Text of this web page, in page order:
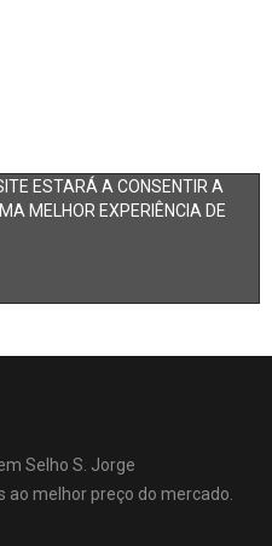
ESTARÁ A CONSENTIR A
MELHOR EXPERIÊNCIA DE
Selho S. Jorge
melhor preço do mercado.